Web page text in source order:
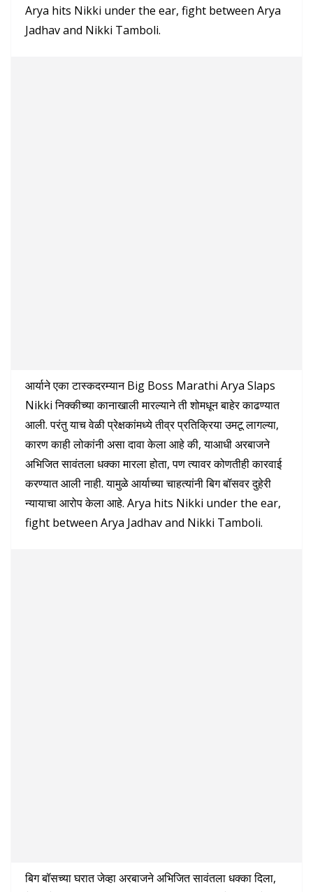
Arya hits Nikki under the ear, fight between Arya
Jadhav and Nikki Tamboli.
आर्याने एका टास्कदरम्यान Big Boss Marathi Arya Slaps
Nikki निक्कीच्या कानाखाली मारल्याने ती शोमधून बाहेर काढण्यात
आली. परंतु याच वेळी प्रेक्षकांमध्ये तीव्र प्रतिक्रिया उमटू लागल्या,
कारण काही लोकांनी असा दावा केला आहे की, याआधी अरबाजने
अभिजित सावंतला धक्का मारला होता, पण त्यावर कोणतीही कारवाई
करण्यात आली नाही. यामुळे आर्याच्या चाहत्यांनी बिग बॉसवर दुहेरी
न्यायाचा आरोप केला आहे. Arya hits Nikki under the ear,
fight between Arya Jadhav and Nikki Tamboli.
बिग बॉसच्या घरात जेव्हा अरबाजने अभिजित सावंतला धक्का दिला,